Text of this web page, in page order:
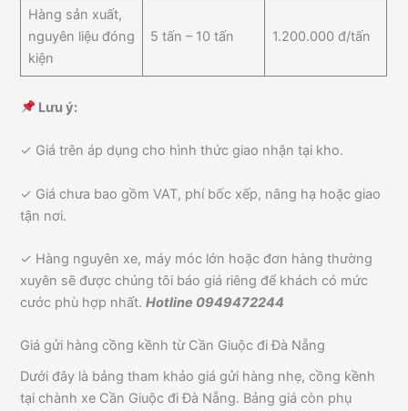
Hàng sản xuất,
nguyên liệu đóng
kiện
5 tấn – 10 tấn 1.200.000 đ/tấn
Lưu ý:
✓ Giá trên áp dụng cho hình thức giao nhận tại kho.
✓ Giá chưa bao gồm VAT, phí bốc xếp, nâng hạ hoặc giao
tận nơi.
✓ Hàng nguyên xe, máy móc lớn hoặc đơn hàng thường
xuyên sẽ được chúng tôi báo giá riêng để khách có mức
cước phù hợp nhất.Hotline 0949472244
Giá gửi hàng cồng kềnh từ Cần Giuộc đi Đà Nẵng
Dưới đây là bảng tham khảo giá gửi hàng nhẹ, cồng kềnh
tại chành xe Cần Giuộc đi Đà Nẵng. Bảng giá còn phụ